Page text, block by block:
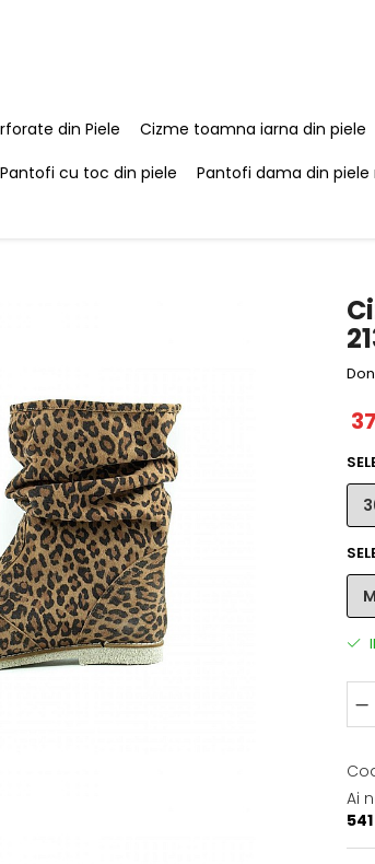
din Piele Cizme toamna iarna din piele
Pantofi cu toc din piele Pantofi dama din piele
Ai
541